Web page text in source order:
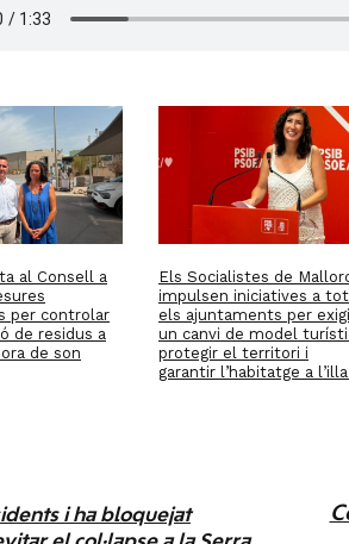
al Consell a
per controlar
de residus a
de son
Els Socialistes de
impulsen iniciatives a
els ajuntaments per
un canvi de model
protegir el territori i
garantir l’habitatge a
i ha bloquejat